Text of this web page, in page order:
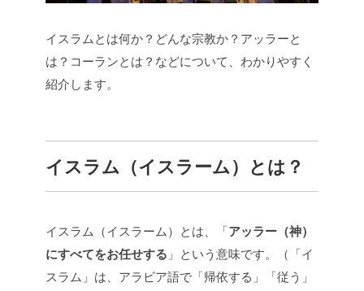
イスラムとは何か？どんな宗教か？アッラーと
は？コーランとは？などについて、わかりやすく
紹介します。
イスラム（イスラーム）とは？
イスラム（イスラーム）とは、「アッラー（神）
にすべてをお任せする 」という意味です。（「イ
スラム」は、アラビア語で「帰依する」「従う」